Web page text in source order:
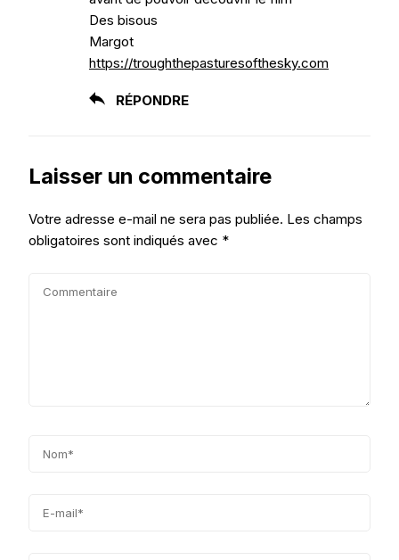
Des bisous
Margot
https://troughthepasturesofthesky.com
RÉPONDRE
Laisser un commentaire
Votre adresse e-mail ne sera pas publiée. Les champs
obligatoires sont indiqués avec *